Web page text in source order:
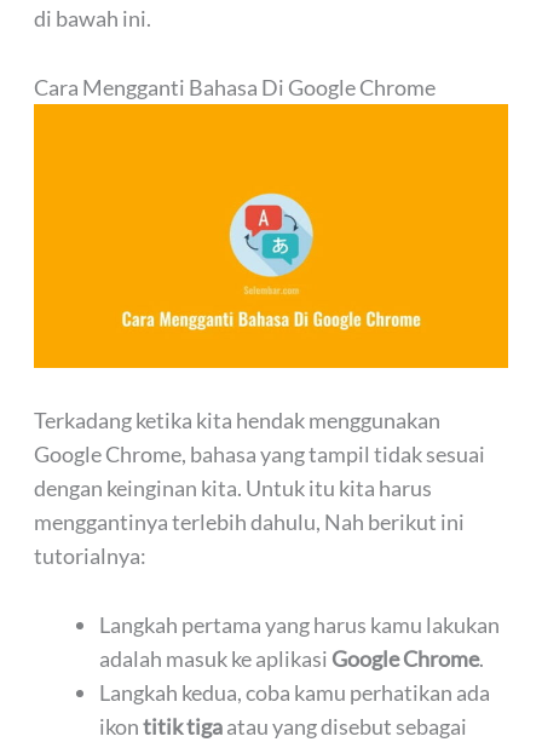
di bawah ini.
Cara Mengganti Bahasa Di Google Chrome
Terkadang ketika kita hendak menggunakan
Google Chrome, bahasa yang tampil tidak sesuai
dengan keinginan kita. Untuk itu kita harus
menggantinya terlebih dahulu, Nah berikut ini
tutorialnya:
Langkah pertama yang harus kamu lakukan
adalah masuk ke aplikasi Google Chrome.
Langkah kedua, coba kamu perhatikan ada
ikontitik tigaatau yang disebut sebagai